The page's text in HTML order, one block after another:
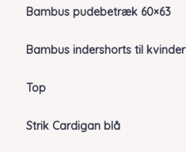
Bambus pudebetræk 60×63
Bambus indershorts til kvinder
Top
Strik Cardigan blå